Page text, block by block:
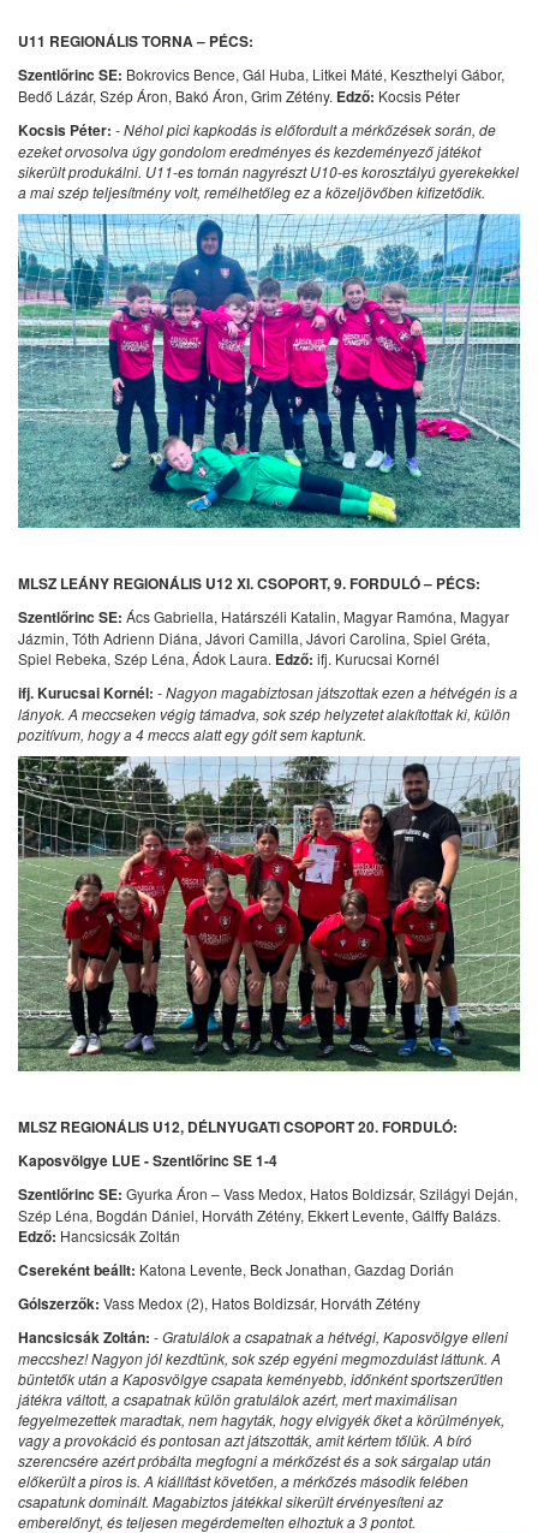
U11 REGIONÁLIS TORNA – PÉCS:
Szentlőrinc SE: Bokrovics Bence, Gál Huba, Litkei Máté, Keszthelyi Gábor,
Bedő Lázár, Szép Áron, Bakó Áron, Grim Zétény. Edző: Kocsis Péter
Kocsis Péter: - Néhol pici kapkodás is előfordult a mérkőzések során, de
ezeket orvosolva úgy gondolom eredményes és kezdeményező játékot
sikerült produkálni. U11-es tornán nagyrészt U10-es korosztályú gyerekekkel
a mai szép teljesítmény volt, remélhetőleg ez a közeljövőben kifizetődik.
MLSZ LEÁNY REGIONÁLIS U12 XI. CSOPORT, 9. FORDULÓ – PÉCS:
Szentlőrinc SE: Ács Gabriella, Határszéli Katalin, Magyar Ramóna, Magyar
Jázmin, Tóth Adrienn Diána, Jávori Camilla, Jávori Carolina, Spiel Gréta,
Spiel Rebeka, Szép Léna, Ádok Laura. Edző: ifj. Kurucsai Kornél
ifj. Kurucsai Kornél: - Nagyon magabiztosan játszottak ezen a hétvégén is a
lányok. A meccseken végig támadva, sok szép helyzetet alakítottak ki, külön
pozitívum, hogy a 4 meccs alatt egy gólt sem kaptunk.
MLSZ REGIONÁLIS U12, DÉLNYUGATI CSOPORT 20. FORDULÓ:
Kaposvölgye LUE - Szentlőrinc SE 1-4
Szentlőrinc SE: Gyurka Áron – Vass Medox, Hatos Boldizsár, Szilágyi Deján,
Szép Léna, Bogdán Dániel, Horváth Zétény, Ekkert Levente, Gálffy Balázs.
Edző: Hancsicsák Zoltán
Csereként beállt: Katona Levente, Beck Jonathan, Gazdag Dorián
Gólszerzők: Vass Medox (2), Hatos Boldizsár, Horváth Zétény
Hancsicsák Zoltán: -Gratulálok a csapatnak a hétvégi, Kaposvölgye elleni
meccshez! Nagyon jól kezdtünk, sok szép egyéni megmozdulást láttunk. A
büntetők után a Kaposvölgye csapata keményebb, időnként sportszerűtlen
játékra váltott, a csapatnak külön gratulálok azért, mert maximálisan
fegyelmezettek maradtak, nem hagyták, hogy elvigyék őket a körülmények,
vagy a provokáció és pontosan azt játszották, amit kértem tőlük. A bíró
szerencsére azért próbálta megfogni a mérkőzést és a sok sárgalap után
előkerült a piros is. A kiállítást követően, a mérkőzés második felében
csapatunk dominált. Magabiztos játékkal sikerült érvényesíteni az
emberelőnyt, és teljesen megérdemelten elhoztuk a 3 pontot.